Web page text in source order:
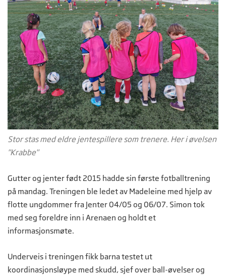
Stor stas med eldre jentespillere som trenere. Her i øvelsen
"Krabbe"
Gutter og jenter født 2015 hadde sin første fotballtrening
på mandag. Treningen ble ledet av Madeleine med hjelp av
flotte ungdommer fra Jenter 04/05 og 06/07. Simon tok
med seg foreldre inn i Arenaen og holdt et
informasjonsmøte.
Underveis i treningen fikk barna testet ut
koordinasjonsløype med skudd, sjef over ball-øvelser og